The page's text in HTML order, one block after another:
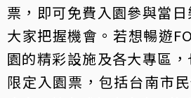
票，即可免費入園參與當
大家把握機會。若想暢遊
園的精彩設施及各大專區
限定入園票，包括台南市